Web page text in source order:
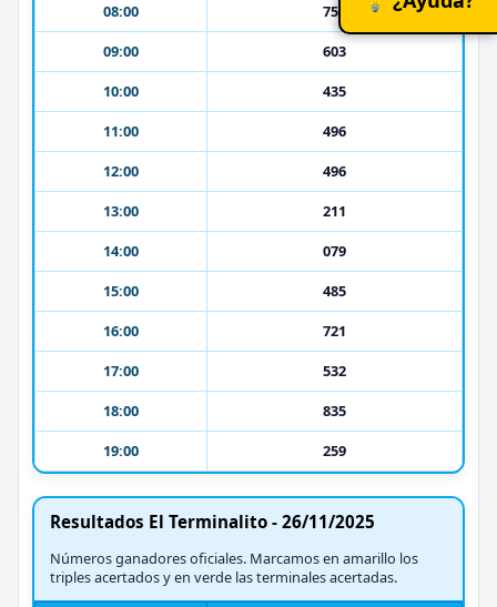
08:00
758
09:00
603
10:00
435
11:00
496
12:00
496
13:00
211
14:00
079
15:00
485
16:00
721
17:00
532
18:00
835
19:00
259
Resultados El Terminalito - 26/11/2025
Números ganadores oficiales. Marcamos en amarillo los
triples acertados y en verde las terminales acertadas.